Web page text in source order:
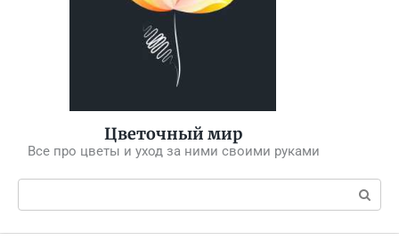
Цветочный мир
Все про цветы и уход за ними своими руками
Поиск: